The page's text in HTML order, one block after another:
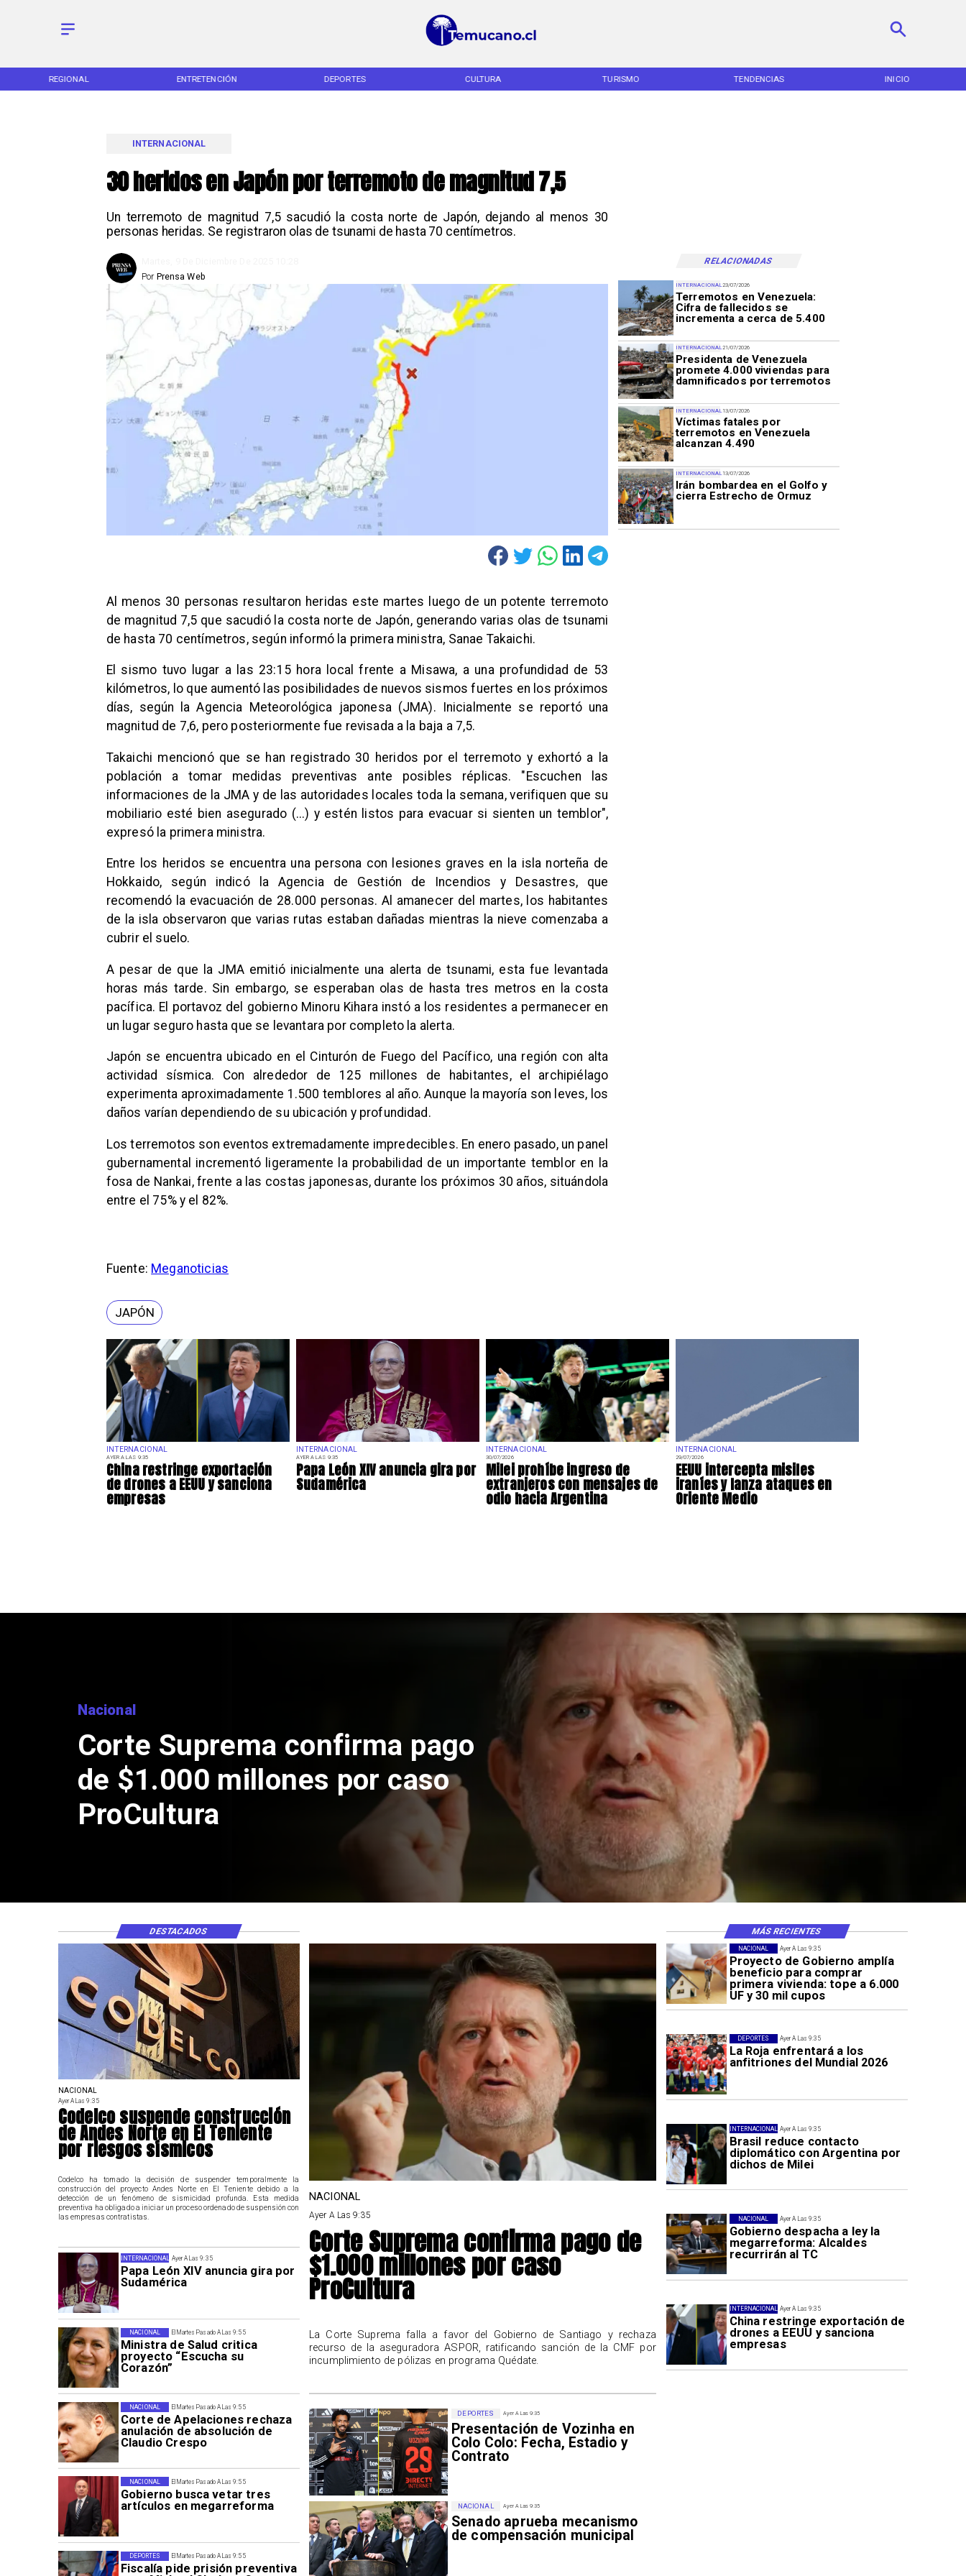
REGIONAL ENTRETENCIÓN DEPORTES CULTURA TURISMO TENDENCIAS INICIO
30 heridos en Japón por terremoto de magnitud 7,5
Un terremoto de magnitud 7,5 sacudió la costa norte de Japón, dejando al menos 30
personas heridas. Se registraron olas de tsunami de hasta 70 centímetros.
INTERNACIONAL
RELACIONADAS
Prensa Web
Por
INTERNACIONAL
AYER A LAS 9:35
China restringe exportación
de drones a EEUU y sanciona
empresas
INTERNACIONAL
AYER A LAS 9:35
Papa León XIV anuncia gira por
Sudamérica
INTERNACIONAL
30/07/2026
Milei prohíbe ingreso de
extranjeros con mensajes de
odio hacia Argentina
INTERNACIONAL
29/07/2026
EEUU intercepta misiles
iraníes y lanza ataques en
Oriente Medio
23/07/2026
Terremotos en Venezuela:
Cifra de fallecidos se
incrementa a cerca de 5.400
INTERNACIONAL
21/07/2026
Presidenta de Venezuela
promete 4.000 viviendas para
damnificados por terremotos
INTERNACIONAL
13/07/2026
Víctimas fatales por
terremotos en Venezuela
alcanzan 4.490
INTERNACIONAL
13/07/2026
Irán bombardea en el Golfo y
cierra Estrecho de Ormuz
INTERNACIONAL
Al menos 30 personas resultaron heridas este martes luego de un potente terremoto
de magnitud 7,5 que sacudió la costa norte de Japón, generando varias olas de tsunami
de hasta 70 centímetros, según informó la primera ministra, Sanae Takaichi.
El sismo tuvo lugar a las 23:15 hora local frente a Misawa, a una profundidad de 53
kilómetros, lo que aumentó las posibilidades de nuevos sismos fuertes en los próximos
días, según la Agencia Meteorológica japonesa (JMA). Inicialmente se reportó una
magnitud de 7,6, pero posteriormente fue revisada a la baja a 7,5.
Takaichi mencionó que se han registrado 30 heridos por el terremoto y exhortó a la
población a tomar medidas preventivas ante posibles réplicas. "Escuchen las
informaciones de la JMA y de las autoridades locales toda la semana, verifiquen que su
mobiliario esté bien asegurado (...) y estén listos para evacuar si sienten un temblor",
expresó la primera ministra.
Entre los heridos se encuentra una persona con lesiones graves en la isla norteña de
Hokkaido, según indicó la Agencia de Gestión de Incendios y Desastres, que
recomendó la evacuación de 28.000 personas. Al amanecer del martes, los habitantes
de la isla observaron que varias rutas estaban dañadas mientras la nieve comenzaba a
cubrir el suelo.
A pesar de que la JMA emitió inicialmente una alerta de tsunami, esta fue levantada
horas más tarde. Sin embargo, se esperaban olas de hasta tres metros en la costa
pacífica. El portavoz del gobierno Minoru Kihara instó a los residentes a permanecer en
un lugar seguro hasta que se levantara por completo la alerta.
Japón se encuentra ubicado en el Cinturón de Fuego del Pacífico, una región con alta
actividad sísmica. Con alrededor de 125 millones de habitantes, el archipiélago
experimenta aproximadamente 1.500 temblores al año. Aunque la mayoría son leves, los
daños varían dependiendo de su ubicación y profundidad.
Los terremotos son eventos extremadamente impredecibles. En enero pasado, un panel
gubernamental incrementó ligeramente la probabilidad de un importante temblor en la
fosa de Nankai, frente a las costas japonesas, durante los próximos 30 años, situándola
entre el 75% y el 82%.
Fuente: Meganoticias
JAPÓN
Nacional
Corte Suprema confirma pago
de $1.000 millones por caso
ProCultura
Ayer A Las 9:35
Proyecto de Gobierno amplía
beneficio para comprar
primera vivienda: tope a 6.000
UF y 30 mil cupos
NACIONAL
Ayer A Las 9:35
La Roja enfrentará a los
anfitriones del Mundial 2026
DEPORTES
Ayer A Las 9:35
Brasil reduce contacto
diplomático con Argentina por
dichos de Milei
INTERNACIONAL
Ayer A Las 9:35
Gobierno despacha a ley la
megarreforma: Alcaldes
recurrirán al TC
NACIONAL
Ayer A Las 9:35
China restringe exportación de
drones a EEUU y sanciona
empresas
INTERNACIONAL
Ayer A Las 9:35
Papa León XIV anuncia gira por
Sudamérica
INTERNACIONAL
El Martes Pasado A Las 9:55
Ministra de Salud critica
proyecto “Escucha su
Corazón”
NACIONAL
El Martes Pasado A Las 9:55
Corte de Apelaciones rechaza
anulación de absolución de
Claudio Crespo
NACIONAL
El Martes Pasado A Las 9:55
Gobierno busca vetar tres
artículos en megarreforma
NACIONAL
El Martes Pasado A Las 9:55
Fiscalía pide prisión preventiva
DEPORTES
Ayer A Las 9:35
Presentación de Vozinha en
Colo Colo: Fecha, Estadio y
Contrato
DEPORTES
Ayer A Las 9:35
Senado aprueba mecanismo
de compensación municipal
NACIONAL
NACIONAL
Ayer A Las 9:35
Codelco suspende construcción
de Andes Norte en El Teniente
por riesgos sísmicos
Codelco ha tomado la decisión de suspender temporalmente la
construcción del proyecto Andes Norte en El Teniente debido a la
detección de un fenómeno de sismicidad profunda. Esta medida
preventiva ha obligado a iniciar un proceso ordenado de suspensión con
las empresas contratistas.
NACIONAL
Ayer A Las 9:35
Corte Suprema confirma pago de
$1.000 millones por caso
ProCultura
La Corte Suprema falla a favor del Gobierno de Santiago y rechaza
recurso de la aseguradora ASPOR, ratificando sanción de la CMF por
incumplimiento de pólizas en programa Quédate.
DESTACADOS MÁS RECIENTES